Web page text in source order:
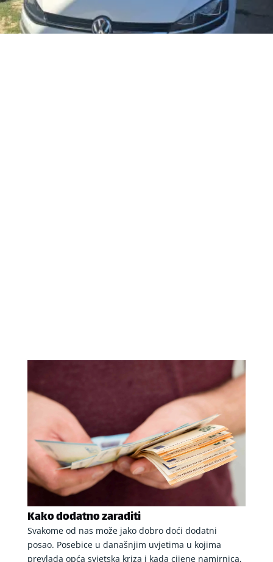
Kako dodatno zaraditi
Svakome od nas može jako dobro doći dodatni
posao. Posebice u današnjim uvjetima u kojima
prevlada opća svjetska kriza i kada cijene namirnica,